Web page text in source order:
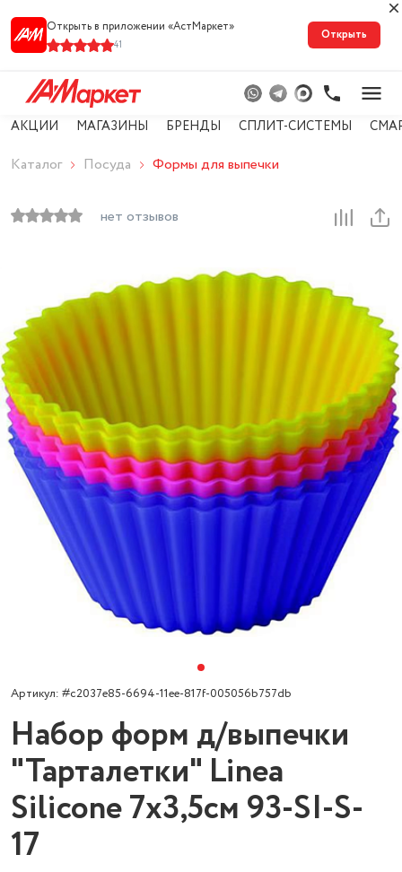
Открыть в приложении «АстМарке‪т‬»
41
Открыть
АКЦИИ МАГАЗИНЫ БРЕНДЫ СПЛИТ-СИСТЕМЫ
Каталог Посуда Формы для выпечки
нет отзывов
Артикул: #c2037e85-6694-11ee-817f-005056b757db
Набор форм д/выпечки
"Тарталетки" Linea
Silicone 7х3,5см 93-SI-S-
17